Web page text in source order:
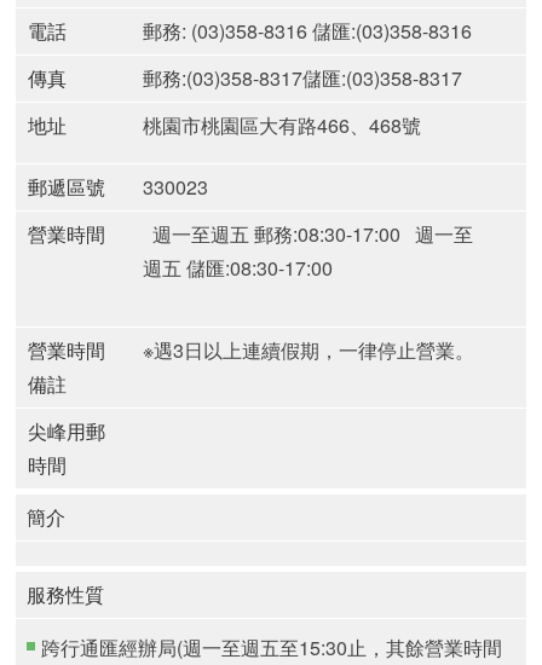
電話
郵務: (03)358-8316 儲匯:(03)358-8316
傳真
郵務:(03)358-8317儲匯:(03)358-8317
地址
桃園市桃園區大有路466、468號
郵遞區號
330023
營業時間
週一至週五 郵務:08:30-17:00 週一至
週五 儲匯:08:30-17:00
營業時間
備註
※遇3日以上連續假期，一律停止營業。
尖峰用郵
時間
簡介
服務性質
跨行通匯經辦局(週一至週五至15:30止，其餘營業時間